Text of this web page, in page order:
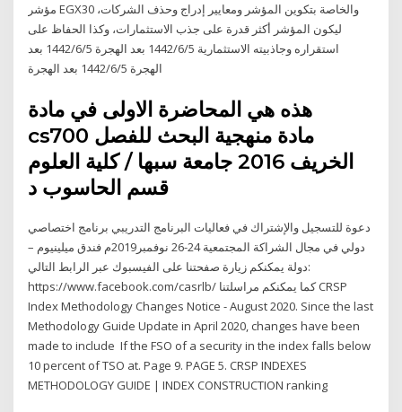
مؤشر EGX30 والخاصة بتكوين المؤشر ومعايير إدراج وحذف الشركات،
ليكون المؤشر أكثر قدرة على جذب الاستثمارات، وكذا الحفاظ على
استقراره وجاذبيته الاستثمارية 5‏‏/6‏‏/1442 بعد الهجرة 5‏‏/6‏‏/1442 بعد
الهجرة 5‏‏/6‏‏/1442 بعد الهجرة
هذه هي المحاضرة الاولى في مادة
cs700 مادة منهجية البحث للفصل
الخريف 2016 جامعة سبها / كلية العلوم
قسم الحاسوب د
دعوة للتسجيل والإشتراك في فعاليات البرنامج التدريبي برنامج اختصاصي
دولي في مجال الشراكة المجتمعية 24-26 نوفمبر2019م فندق ميلينيوم –
دولة يمكنكم زيارة صفحتنا على الفيسبوك عبر الرابط التالي:
https://www.facebook.com/casrlb/ كما يمكنكم مراسلتنا CRSP
Index Methodology Changes Notice - August 2020. Since the last
Methodology Guide Update in April 2020, changes have been
made to include If the FSO of a security in the index falls below
10 percent of TSO at. Page 9. PAGE 5. CRSP INDEXES
METHODOLOGY GUIDE | INDEX CONSTRUCTION ranking